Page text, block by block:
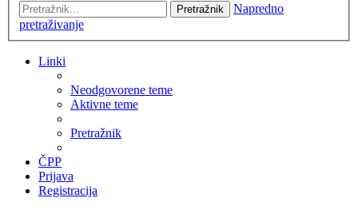
Pretražnik
Napredno
pretraživanje
Linki
Neodgovorene teme
Aktivne teme
Pretražnik
ČPP
Prijava
Registracija